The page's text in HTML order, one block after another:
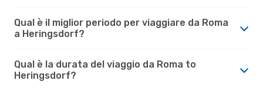
Qual è il miglior periodo per viaggiare da Roma
a Heringsdorf?
Qual è la durata del viaggio da Roma to
Heringsdorf?